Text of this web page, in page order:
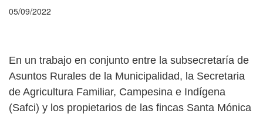
05/09/2022
En un trabajo en conjunto entre la subsecretaría de
Asuntos Rurales de la Municipalidad, la Secretaria
de Agricultura Familiar, Campesina e Indígena
(Safci) y los propietarios de las fincas Santa Mónica